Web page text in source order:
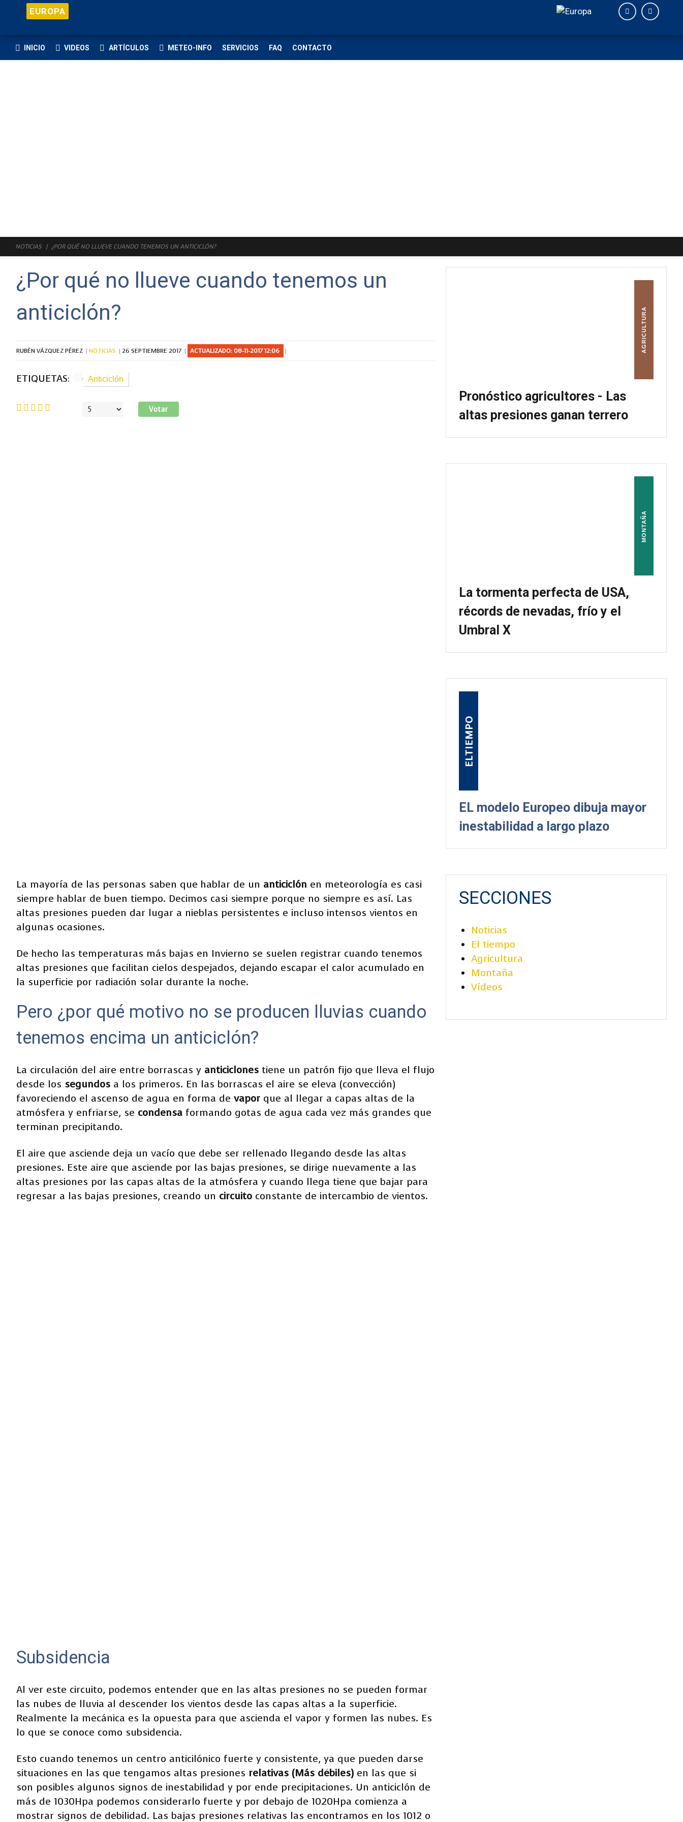
EUROPA
INICIO VIDEOS ARTÍCULOS METEO-INFO SERVICIOS FAQ CONTACTO
NOTICIAS ¿POR QUÉ NO LLUEVE CUANDO TENEMOS UN ANTICICLÓN?
¿Por qué no llueve cuando tenemos un
anticiclón?
RUBÉN VÁZQUEZ PÉREZ NOTICIAS 26 SEPTIEMBRE 2017 ACTUALIZADO: 08-11-2017 12:06
ETIQUETAS: Anticiclón
Ratio: 5
Por
La mayoría de las personas saben que hablar de un anticiclón en meteorología es casi
siempre hablar de buen tiempo. Decimos casi siempre porque no siempre es así. Las
altas presiones pueden dar lugar a nieblas persistentes e incluso intensos vientos en
algunas ocasiones.
De hecho las temperaturas más bajas en Invierno se suelen registrar cuando tenemos
altas presiones que facilitan cielos despejados, dejando escapar el calor acumulado en
la superficie por radiación solar durante la noche.
Pero ¿por qué motivo no se producen lluvias cuando
tenemos encima un anticiclón?
La circulación del aire entre borrascas y anticiclones tiene un patrón fijo que lleva el flujo
desde los segundos a los primeros. En las borrascas el aire se eleva (convección)
favoreciendo el ascenso de agua en forma de vapor que al llegar a capas altas de la
atmósfera y enfriarse, se condensa formando gotas de agua cada vez más grandes que
terminan precipitando.
El aire que asciende deja un vacío que debe ser rellenado llegando desde las altas
presiones. Este aire que asciende por las bajas presiones, se dirige nuevamente a las
altas presiones por las capas altas de la atmósfera y cuando llega tiene que bajar para
regresar a las bajas presiones, creando un circuito constante de intercambio de vientos.
Subsidencia
Al ver este circuito, podemos entender que en las altas presiones no se pueden formar
las nubes de lluvia al descender los vientos desde las capas altas a la superficie.
Realmente la mecánica es la opuesta para que ascienda el vapor y formen las nubes. Es
lo que se conoce como subsidencia.
Esto cuando tenemos un centro anticilónico fuerte y consistente, ya que pueden darse
situaciones en las que tengamos altas presiones relativas (Más débiles) en las que si
son posibles algunos signos de inestabilidad y por ende precipitaciones. Un anticiclón de
más de 1030Hpa podemos considerarlo fuerte y por debajo de 1020Hpa comienza a
mostrar signos de debilidad. Las bajas presiones relativas las encontramos en los 1012 o
AGRICULTURA
Pronóstico agricultores - Las
altas presiones ganan terrero
MONTAÑA
La tormenta perfecta de USA,
récords de nevadas, frío y el
Umbral X
ELTIEMPO
EL modelo Europeo dibuja mayor
inestabilidad a largo plazo
SECCIONES
Noticias
El tiempo
Agricultura
Montaña
Vídeos